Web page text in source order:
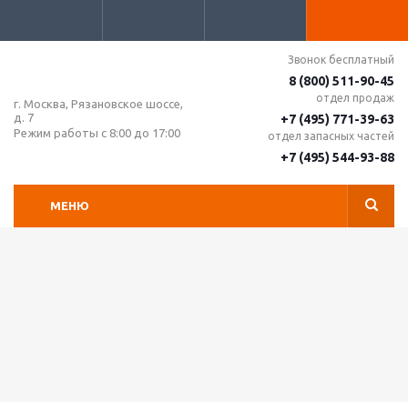
г. Москва, Рязановское шоссе,
д. 7
Режим работы с 8:00 до 17:00
Звонок бесплатный
8 (800) 511-90-45
отдел продаж
+7 (495) 771-39-63
отдел запасных частей
+7 (495) 544-93-88
МЕНЮ